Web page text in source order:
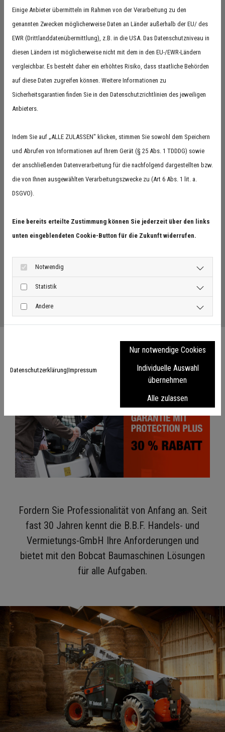
Der Bobcat Minibagger E19E
Erschließen Sie neue Möglichkeiten – und arbeiten
Sie dort, wo andere Maschinen versagen – mit dem
geräuscharmen und emissionsfreien Maschine
eröffnen sich einzigartige Geschäftsmöglichkeiten,
ohne durch Arbeitsumgebungen oder typische
Arbeitszeiten eingeschränkt zu sein. Dank der
Bedienelemente, des überragenden Komforts und der
beeindruckenden Präzision können Sie jetzt mehr
erreichen, ganz egal, wohin die Arbeit Sie führt.
Download
Fordern Sie Professionalität von Anfang an. Seit
fast 30 Jahren kennt die B.B.F. Handels- und
Vermietungs-GmbH Ihre Anforderungen und
bietet mit den Bobcat Baumaschinen Lösungen
für alle Aufgaben.
Einige Anbieter übermitteln im Rahmen von der Verarbeitung zu den
genannten Zwecken möglicherweise Daten an Länder außerhalb der EU/ des
EWR (Drittlanddatenübermittlung), z.B. in die USA. Das Datenschutzniveau in
diesen Ländern ist möglicherweise nicht mit dem in den EU-/EWR-Ländern
vergleichbar. Es besteht daher ein erhöhtes Risiko, dass staatliche Behörden
auf diese Daten zugreifen können. Weitere Informationen zu
Sicherheitsgarantien finden Sie in den Datenschutzrichtlinien des jeweiligen
Anbieters.
Indem Sie auf „ALLE ZULASSEN" klicken, stimmen Sie sowohl dem Speichern
und Abrufen von Informationen auf Ihrem Gerät (§ 25 Abs. 1 TDDDG) sowie
der anschließenden Datenverarbeitung für die nachfolgend dargestellten bzw.
die von Ihnen ausgewählten Verarbeitungszwecke zu (Art 6 Abs. 1 lit. a.
DSGVO).
Eine bereits erteilte Zustimmung können Sie jederzeit über den links
unten eingeblendeten Cookie-Button für die Zukunft widerrufen.
Notwendig
Statistik
Andere
Datenschutzerklärung|Impressum
Nur notwendige Cookies
Individuelle Auswahl
übernehmen
Alle zulassen